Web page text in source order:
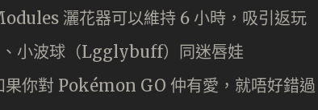
灑花器可以維持 6 小時，吸引返玩
小波球（Lgglybuff）同迷唇娃
你對 Pokémon GO 仲有愛，就唔好錯過